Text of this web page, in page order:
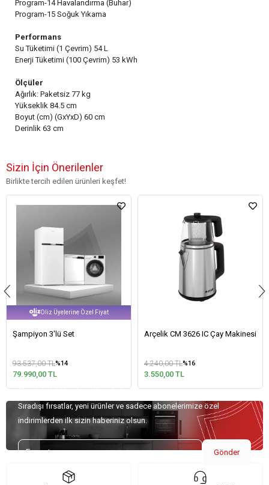
Program-14 Havalandırma (Buhar)
Program-15 Soğuk Yıkama
Performans
Su Tüketimi (1 Çevrim) 54 L
Enerji Tüketimi (100 Çevrim) 53 kWh
Ölçüler
Ağırlık: Paketsiz 77 kg
Yükseklik 84.5 cm
Boyut (cm) (GxYxD) 60 cm
Derinlik 63 cm
Sizin İçin Önerilenler
Birlikte tercih edilen ürünleri keşfet!
Oliz Üyelerine Özel Fiyat
Şampiyon 3'lü Set
93.537,00 TL%14
79.990,00 TL
Arçelik CM 3626 IC Çay Makinesi
4.240,00 TL%16
3.550,00 TL
Özel Teklifler İçin Kaydolun!
Sıradışı fırsatlar, yeni ürünler ve sadece abonelerimize özel
indirimlerden ilk sizin haberiniz olsun.
Gönder